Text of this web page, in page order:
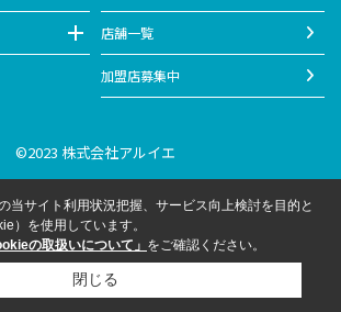
店舗一覧
加盟店募集中
©2023 株式会社アルイエ
当サイト利用状況把握、サービス向上検討を目的と
）を使用しています。
の取扱いについて」 をご確認ください。
閉じる